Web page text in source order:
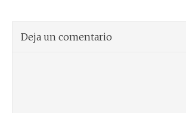
Deja un comentario